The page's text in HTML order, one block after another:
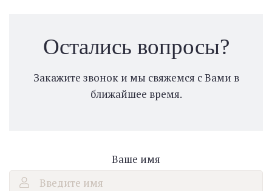
Остались вопросы?
Закажите звонок и мы свяжемся с Вами в
ближайшее время.
Ваше имя
Введите имя